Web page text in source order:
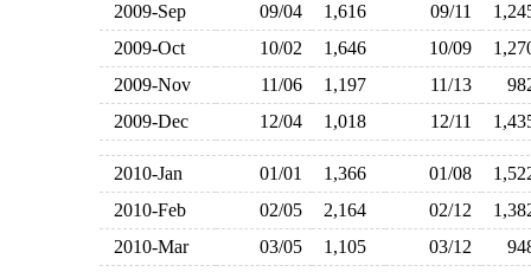
2009-Sep
09/04 1,616 09/11
2009-Oct
10/02 1,646 10/09
2009-Nov
11/06 1,197 11/13
2009-Dec
12/04 1,018 12/11
2010-Jan 01/01 1,366 01/08
2010-Feb
02/05 2,164 02/12
2010-Mar
03/05 1,105 03/12